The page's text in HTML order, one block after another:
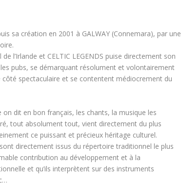
sa création en 2001 à GALWAY (Connemara), par une
l’Irlande et CELTIC LEGENDS puise directement son
pubs, se démarquant résolument et volontairement
spectaculaire et se contentent médiocrement du
dit en bon français, les chants, la musique les
tout absolument tout, vient directement du plus
ce puissant et précieux héritage culturel.
directement issus du répertoire traditionnel le plus
contribution au développement et à la
et qu’ils interprètent sur des instruments